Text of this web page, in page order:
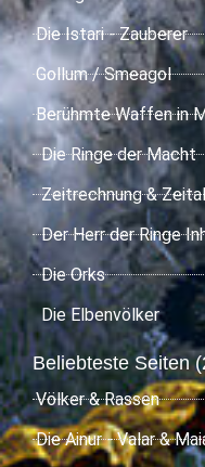
Die Istari - Zauberer
Gollum / Smeagol
Berühmte Waffen in
Die Ringe der Macht
Zeitrechnung &
Der Herr der Ringe
Die Orks
Die Elbenvölker
Beliebteste Seiten
Völker & Rassen
Die Ainur - Valar &